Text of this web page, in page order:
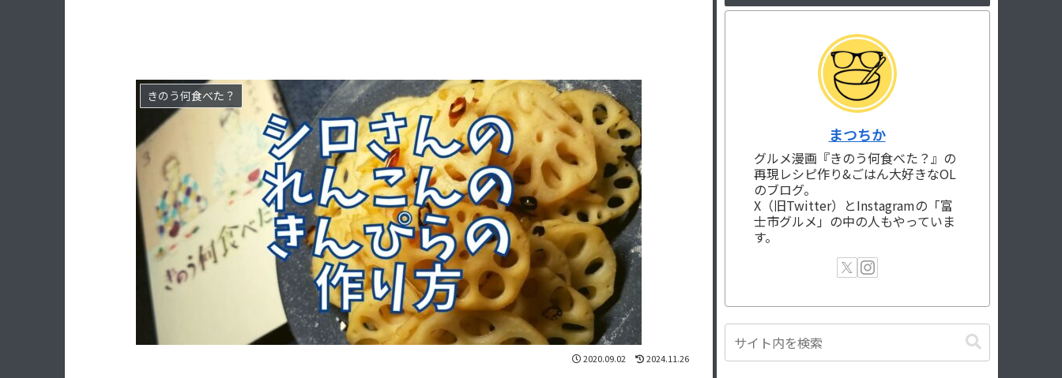
きのう何食べた？
2020.09.02 2024.11.26
まつちか
グルメ漫画『きのう何食べた？』の
再現レシピ作り&ごはん大好きなOL
のブログ。
X（旧Twitter）とInstagramの「富
士市グルメ」の中の人もやっていま
す。